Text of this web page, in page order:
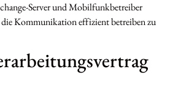
Server und Mobilfunkbetreiber
Kommunikation effizient betreiben zu